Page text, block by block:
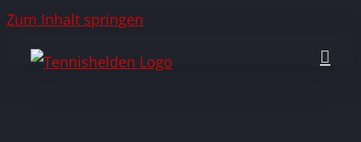
Zum Inhalt springen